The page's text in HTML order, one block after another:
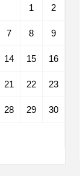
1 2
7 8 9
14 15 16
21 22 23
28 29 30